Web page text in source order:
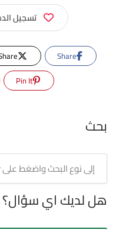
تسجيل
Share
Share
Pin It
بحث
هل لديك اي سؤال؟